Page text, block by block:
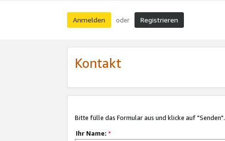
Anmelden oder Registrieren
Kontakt
Bitte fülle das Formular aus und klicke auf "Senden".
Ihr Name: *